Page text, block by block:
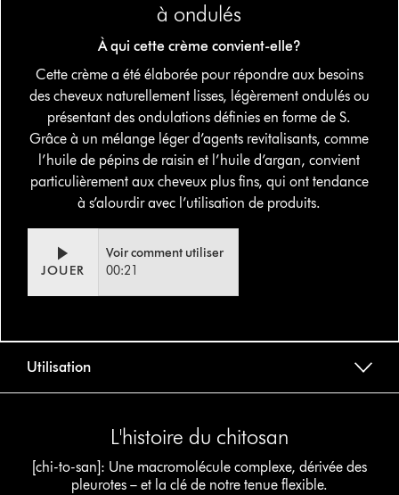
à ondulés
À qui cette crème convient-elle?
Cette crème a été élaborée pour répondre aux besoins
des cheveux naturellement lisses, légèrement ondulés ou
présentant des ondulations définies en forme de S.
Grâce à un mélange léger d’agents revitalisants, comme
l’huile de pépins de raisin et l’huile d’argan, convient
particulièrement aux cheveux plus fins, qui ont tendance
à s’alourdir avec l’utilisation de produits.
Transcript
transcription
de
JOUER
Voir comment utiliser
00:21
Utilisation
L'histoire du chitosan
[chi-to-san]: Une macromolécule complexe, dérivée des
pleurotes – et la clé de notre tenue flexible.